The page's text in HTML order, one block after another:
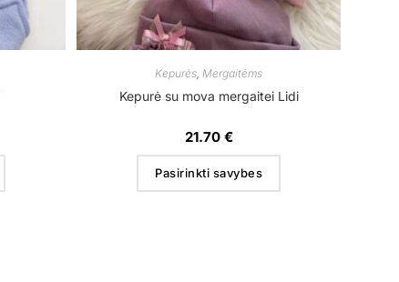
Kepurės,Mergaitėms
Kepurė su mova mergaitei Lidi
21.70 €
Pasirinkti savybes